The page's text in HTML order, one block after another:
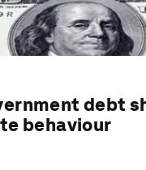
debt
behaviour